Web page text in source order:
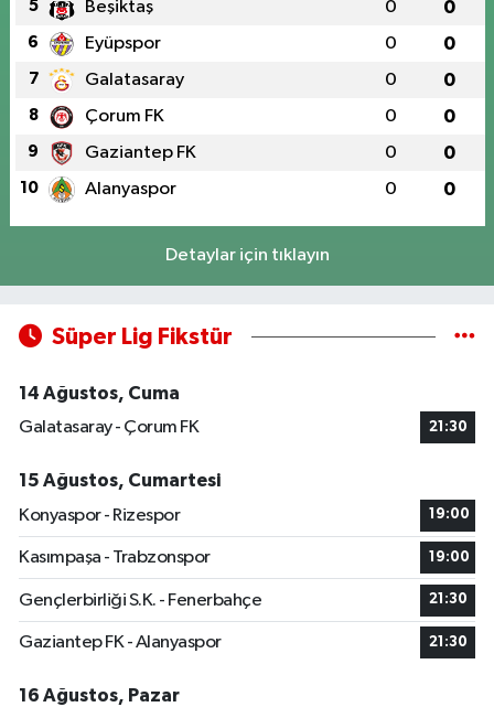
5 Beşiktaş 0 0
6 Eyüpspor 0 0
7 Galatasaray 0 0
8 Çorum FK 0 0
9 Gaziantep FK 0 0
10 Alanyaspor 0 0
Detaylar için tıklayın
Süper Lig Fikstür
14 Ağustos, Cuma
Galatasaray - Çorum FK
21:30
15 Ağustos, Cumartesi
Konyaspor - Rizespor
19:00
Kasımpaşa - Trabzonspor 19:00
Gençlerbirliği S.K. - Fenerbahçe 21:30
Gaziantep FK - Alanyaspor 21:30
16 Ağustos, Pazar